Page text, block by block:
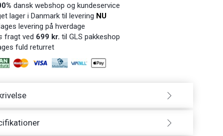
dansk webshop og kundeservice
lager i Danmark til levering NU
levering på hverdage
fragt ved 699 kr. til GLS pakkeshop
fuld returret